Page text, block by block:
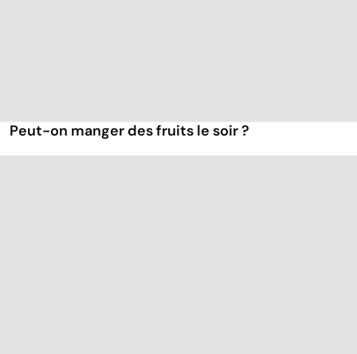
Peut-on manger des fruits le soir ?